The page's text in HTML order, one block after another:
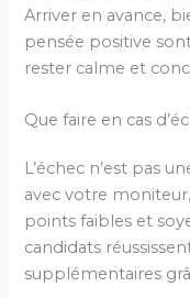
Arriver en avance,
pensée positive
rester calme et
Que faire en cas
L’échec n’est pas
avec votre
points faibles et
candidats
supplémentaires